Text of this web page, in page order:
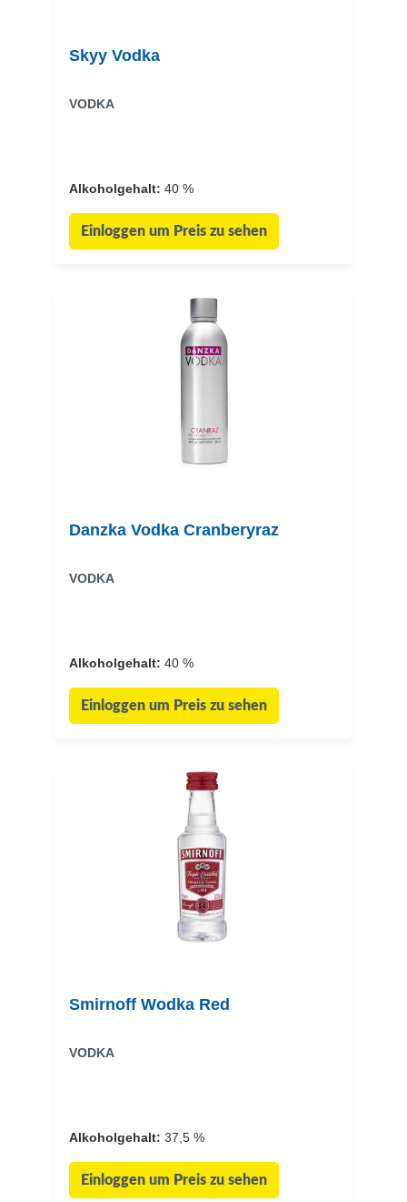
Skyy Vodka
VODKA
Alkoholgehalt: 40 %
Einloggen um Preis zu sehen
Danzka Vodka Cranberyraz
VODKA
Alkoholgehalt: 40 %
Einloggen um Preis zu sehen
Smirnoff Wodka Red
VODKA
Alkoholgehalt: 37,5 %
Einloggen um Preis zu sehen